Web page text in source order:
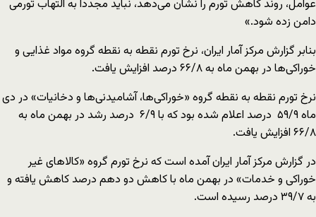
عوامل، روند کاهش تورم را نشان می‌دهد، نباید مجددا به التهاب تورمی
دامن زده شود.»
بنابر گزارش مرکز آمار ایران، نرخ تورم نقطه به نقطه گروه مواد غذایی و
خوراکی‌ها در بهمن ماه به ۶۶/۸ درصد افزایش یافت.
نرخ تورم نقطه‌ به نقطه گروه «خوراکی‌ها، آشامیدنی‌ها و دخانیات» در دی
ماه ۵۹/۹ درصد اعلام شده بود که با ۶/۹ درصد رشد در بهمن ماه به
۶۶/۸ افزایش یافت.
در گزارش مرکز آمار ایران آمده است که نرخ تورم گروه «کالاهای غیر
خوراکی و خدمات» در بهمن ماه با کاهش دو دهم درصد کاهش یافته و
به ۳۹/۷ درصد رسیده است.